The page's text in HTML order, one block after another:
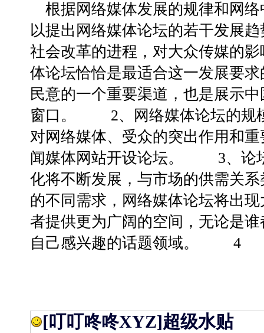
根据网络媒体发展的规律和网络
以提出网络媒体论坛的若干发
社会改革的进程，对大众传媒的
体论坛恰恰是最适合这一发展要
民意的一个重要渠道，也是展示
窗口。 2、网络媒体论坛的规
对网络媒体、受众的突出作用和
闻媒体网站开设论坛。 3、论
化将不断发展，与市场的供需关
的不同需求，网络媒体论坛将出
者提供更为广阔的空间，无论是
自己感兴趣的话题领域。 4
[叮叮咚咚XYZ]超级水贴